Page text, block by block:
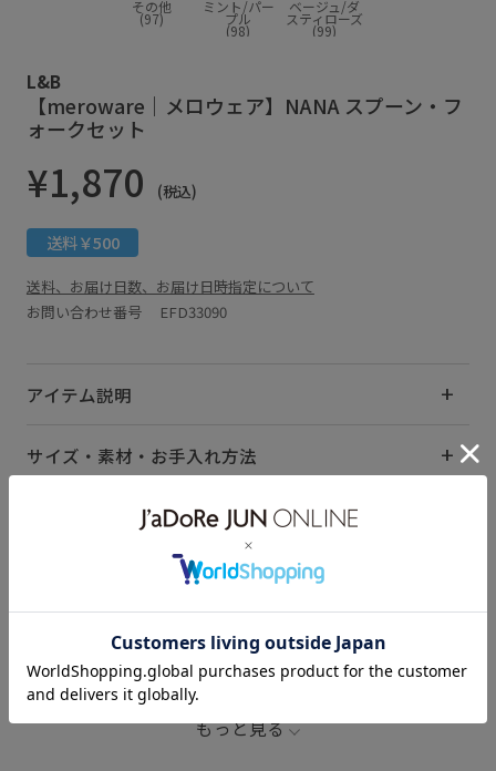
その他
(97)
ミント/パー
プル
(98)
ベージュ/ダ
スティローズ
(99)
L&B
【meroware｜メロウェア】NANA スプーン・フ
ォークセット
¥1,870 (税込)
送料￥500
送料、お届け日数、お届け日時指定について
お問い合わせ番号 EFD33090
アイテム説明
サイズ・素材・お手入れ方法
キッズ・ベビー スタイリッシュ スプーン
もっと見る